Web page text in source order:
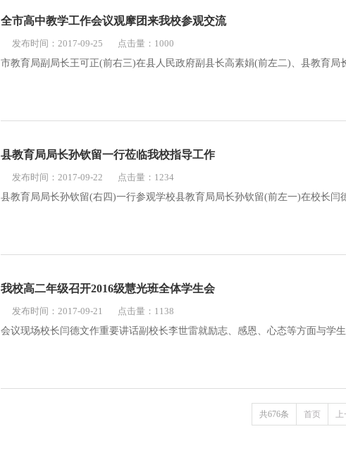
全市高中教学工作会议观摩团来我校参观交流
发布时间：2017-09-25
点击量：1000
市教育局副局长王可正(前右三)在县人民政府副县长高素娟(前左二)、县教育
县教育局局长孙钦留一行莅临我校指导工作
发布时间：2017-09-22
点击量：1234
县教育局局长孙钦留(右四)一行参观学校县教育局局长孙钦留(前左一)在校长
我校高二年级召开2016级慧光班全体学生会
发布时间：2017-09-21
点击量：1138
会议现场校长闫德文作重要讲话副校长李世雷就励志、感恩、心态等方面与学
共676条 首页